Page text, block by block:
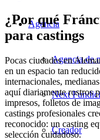
Agencia
Agencia de
Next
Creador
¿Por qué
para castings
Pocas ciudades en
en un espacio tan
internacionales,
aquí diariamente rostros
impresos, folletos de
castings profesionales
reconocido: un casting
selección cuidadoso.